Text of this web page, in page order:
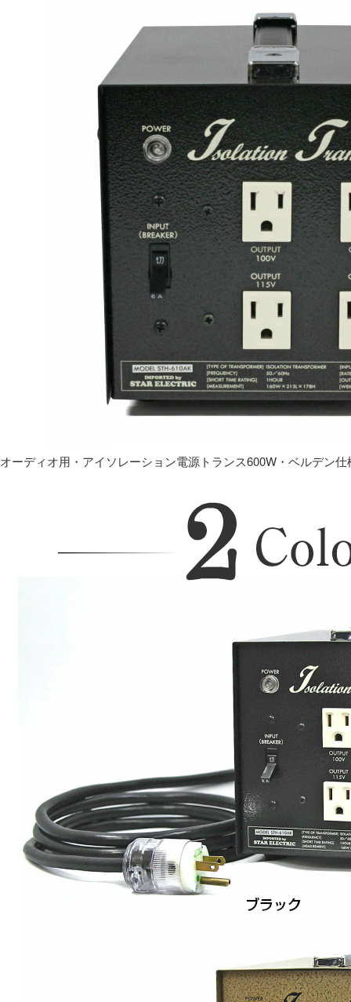
オーディオ用・アイソレーション電源トランス600W・ベルデン仕